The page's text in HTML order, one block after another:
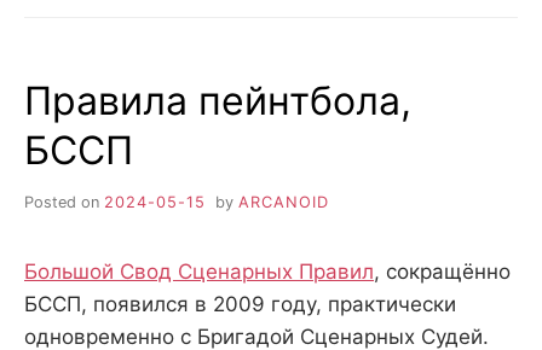
Правила пейнтбола,
БССП
Posted on 2024-05-15 by ARCANOID
Большой Свод Сценарных Правил, сокращённо
БССП, появился в 2009 году, практически
одновременно с Бригадой Сценарных Судей.